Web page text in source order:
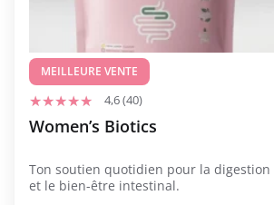
MEILLEURE VENTE
4,6 (40)
Women’s Biotics
Ton soutien quotidien pour la digestion
et le bien-être intestinal.
choisies
page
produit